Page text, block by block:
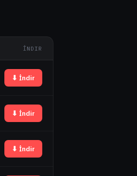
İNDIR
⬇ İndir
⬇ İndir
⬇ İndir